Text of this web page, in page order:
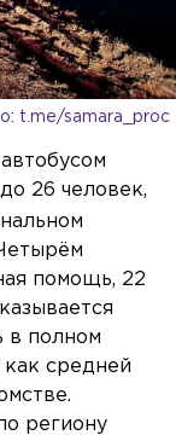
t.me/samara_proc
26 человек,
помощь, 22
в полном
как средней
региону